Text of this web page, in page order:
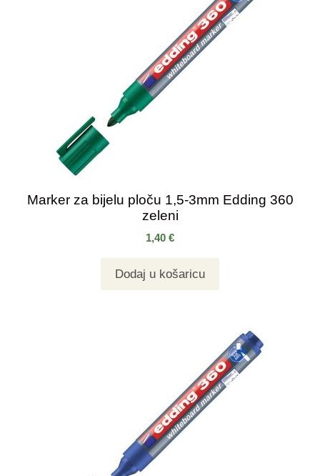
Marker za bijelu ploču 1,5-3mm Edding 360
zeleni
1,40 €
Dodaj u košaricu